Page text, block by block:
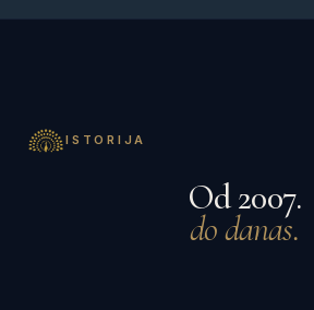
ISTORIJA
Od 2007.
do danas.